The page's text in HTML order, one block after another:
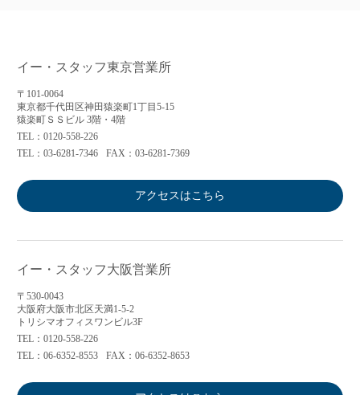
イー・スタッフ東京営業所
〒101-0064
東京都千代田区神田猿楽町1丁目5-15
猿楽町ＳＳビル 3階・4階
TEL：0120-558-226
TEL：03-6281-7346
FAX：03-6281-7369
アクセスはこちら
イー・スタッフ大阪営業所
〒530-0043
大阪府大阪市北区天満1-5-2
トリシマオフィスワンビル3F
TEL：0120-558-226
TEL：06-6352-8553
FAX：06-6352-8653